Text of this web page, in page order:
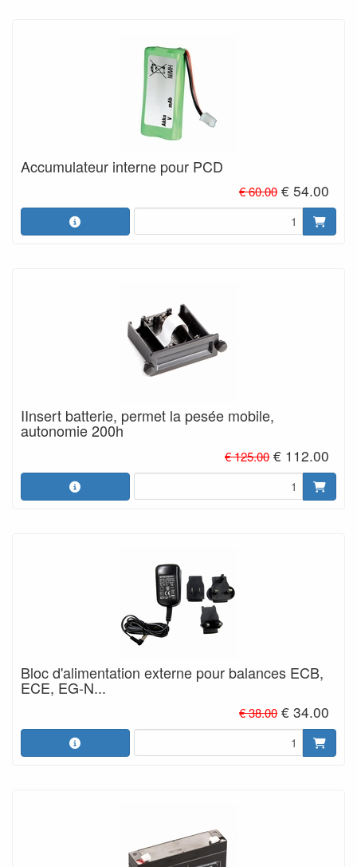
Accumulateur interne pour PCD
€ 60.00 € 54.00
IInsert batterie, permet la pesée mobile,
autonomie 200h
€ 125.00 € 112.00
Bloc d'alimentation externe pour balances ECB,
ECE, EG-N...
€ 38.00 € 34.00